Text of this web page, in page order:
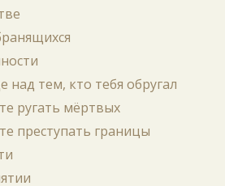
над тем, кто тебя обругал
ругать мёртвых
преступать границы